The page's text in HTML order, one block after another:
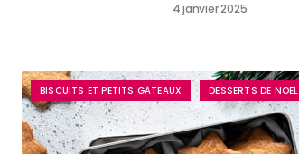
4 janvier 2025
BISCUITS ET PETITS GÂTEAUX DESSERTS DE NOËL